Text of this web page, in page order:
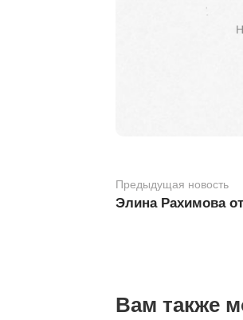
Предыдущая новость
Элина Рахимова
Вам также